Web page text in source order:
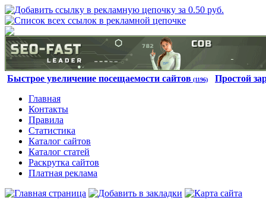
Быстрое увеличение посещаемости сайтов (1196)
Простой
Главная
Контакты
Правила
Статистика
Каталог сайтов
Каталог статей
Раскрутка сайтов
Платная реклама